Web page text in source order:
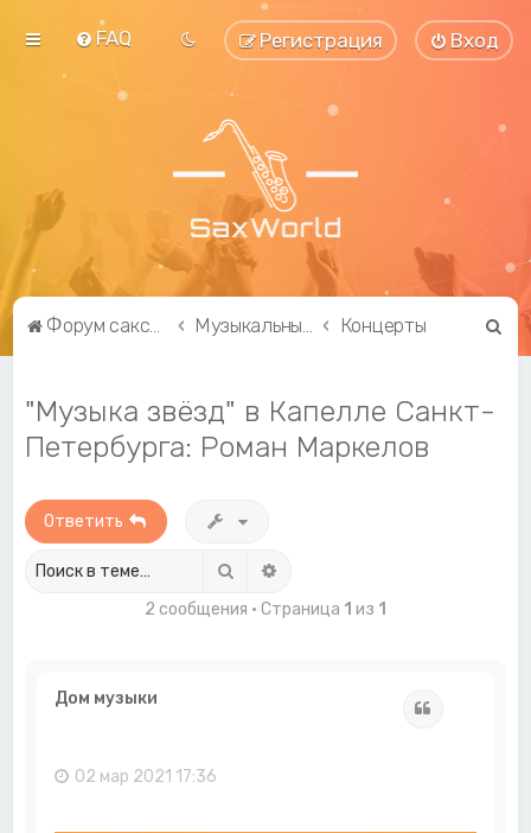
FAQ Вход
Регистрация
Форум саксофонистов SaxWorld.org Музыкальные вопросы Концерты
"Музыка звёзд" в Капелле Санкт-
Петербурга: Роман Маркелов
Ответить
Поиск
2 сообщения • Страница 1 из 1
Дом музыки
02 мар 2021 17:36